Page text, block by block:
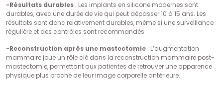
-Résultats durables : Les implants en silicone modernes sont
durables, avec une durée de vie qui peut dépasser 10 à 15 ans. Les
résultats sont donc relativement durables, même si une surveillance
régulière et des contrôles sont recommandés.
-Reconstruction après une mastectomie : L’augmentation
mammaire joue un rôle clé dans la reconstruction mammaire post-
mastectomie, permettant aux patientes de retrouver une apparence
physique plus proche de leur image corporelle antérieure.